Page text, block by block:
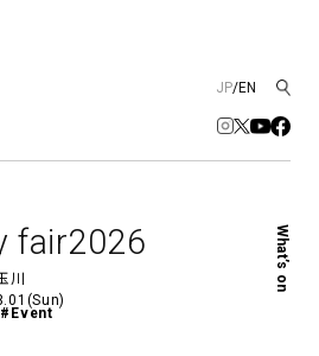
JP/EN
Spiral Hall
演劇やダンス、ライブ公演、イベント
若手作家の発掘・育成・支援を目的
とした
プレスリリース
商品開発
fair2026
川
#Event
What’s on